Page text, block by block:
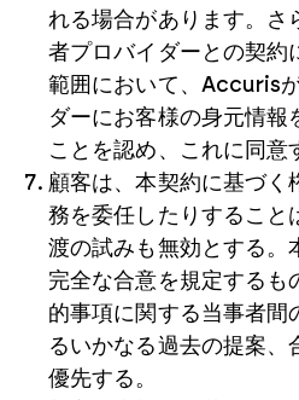
れる場合があります。さ
者プロバイダーとの契約
範囲において、Accuris
ダーにお客様の身元情報
ことを認め、これに同意
顧客は、本契約に基づく
務を委任したりすること
渡の試みも無効とする。
完全な合意を規定するも
的事項に関する当事者間
るいかなる過去の提案、
優先する。